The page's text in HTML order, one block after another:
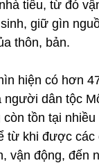
tiêu, từ đó
giữ gìn
thôn, bản.
hiện có hơn
người dân tộc
tồn tại
từ khi được các
vận động, đến